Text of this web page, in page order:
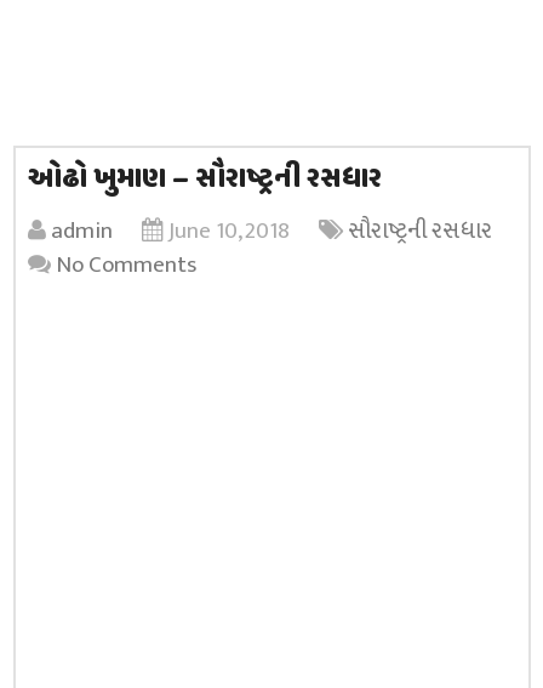
ઓઢો ખુમાણ – સૌરાષ્ટ્રની રસધાર
admin June 10, 2018
સૌરાષ્ટ્રની રસધાર
No Comments